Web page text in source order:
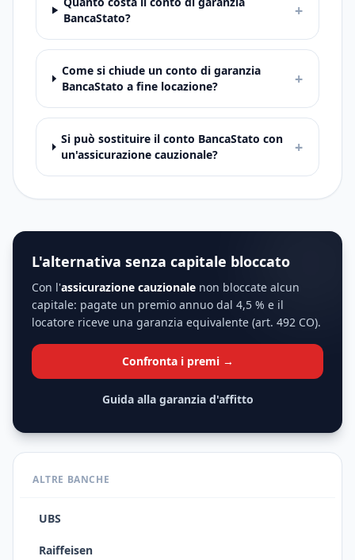
BancaStato?
+
Come si chiude un conto di garanzia
BancaStato a fine locazione?
+
Si può sostituire il conto BancaStato con
un'assicurazione cauzionale?
+
L'alternativa senza capitale bloccato
Con l'assicurazione cauzionale non bloccate alcun
capitale: pagate un premio annuo dal 4,5 % e il
locatore riceve una garanzia equivalente (art. 492 CO).
Confronta i premi →
Guida alla garanzia d'affitto
ALTRE BANCHE
UBS
Raiffeisen